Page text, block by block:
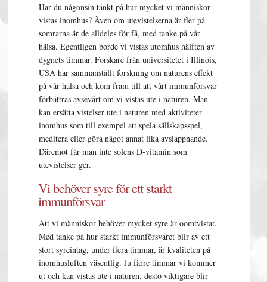
Har du någonsin tänkt på hur mycket vi människor
vistas inomhus? Även om utevistelserna är fler på
somrarna är de alldeles för få, med tanke på vår
hälsa. Egentligen borde vi vistas utomhus hälften av
dygnets timmar. Forskare från universitetet i Illinois,
USA har sammanställt forskning om naturens effekt
på vår hälsa och kom fram till att vårt immunförsvar
förbättras avsevärt om vi vistas ute i naturen. Man
kan ersätta vistelser ute i naturen med aktiviteter
inomhus som till exempel att spela sällskapsspel,
meditera eller göra något annat lika avslappnande.
Däremot får man inte solens D-vitamin som
utevistelser ger.
Vi behöver syre för ett starkt
immunförsvar
Att vi människor behöver mycket syre är oomtvistat.
Med tanke på hur starkt immunförsvaret blir av ett
stort syreintag, under flera timmar, är kvaliteten på
inomhusluften väsentlig. Ju färre timmar vi kommer
ut och kan vistas ute i naturen, desto viktigare blir